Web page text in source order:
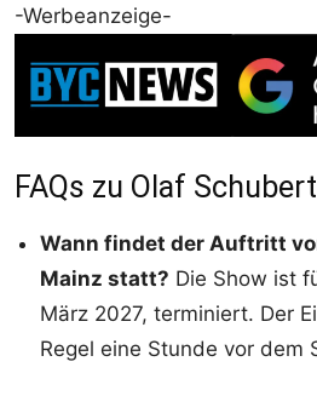
-Werbeanzeige-
FAQs zu Olaf
Wann findet der Auftritt
Mainz statt? Die Show ist
März 2027, terminiert. Der
Regel eine Stunde vor dem